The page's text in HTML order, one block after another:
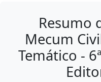
Resumo
Mecum
Temático -